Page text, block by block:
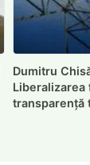
Dumitru
Liberalizarea
transparență